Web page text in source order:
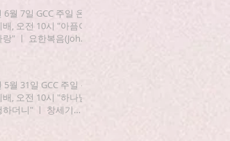
6월 7일 GCC 주일 온
, 오전 10시 "아픔이
" ㅣ 요한복음(John)
5월 31일 GCC 주일 온
, 오전 10시 "하나님
하더니" ㅣ 창세기